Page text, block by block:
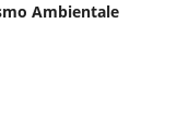
Ambientale